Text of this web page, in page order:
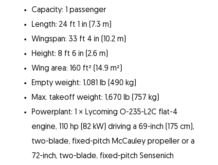
Capacity: 1 passenger
Length: 24 ft 1 in (7.3 m)
Wingspan: 33 ft 4 in (10.2 m)
Height: 8 ft 6 in (2.6 m)
Wing area: 160 ft² (14.9 m²)
Empty weight: 1,081 lb (490 kg)
Max. takeoff weight: 1,670 lb (757 kg)
Powerplant: 1 × Lycoming O-235-L2C flat-4
engine, 110 hp (82 kW) driving a 69-inch (175 cm),
two-blade, fixed-pitch McCauley propeller or a
72-inch, two-blade, fixed-pitch Sensenich